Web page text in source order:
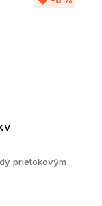
prietokovým